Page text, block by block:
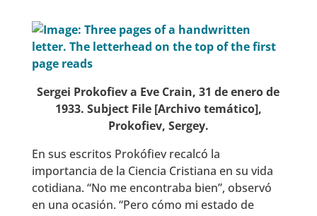
Sergei Prokofiev a Eve Crain, 31 de enero de
1933. Subject File [Archivo temático],
Prokofiev, Sergey.
En sus escritos Prokófiev recalcó la
importancia de la Ciencia Cristiana en su vida
cotidiana. “No me encontraba bien”, observó
en una ocasión. “Pero cómo mi estado de